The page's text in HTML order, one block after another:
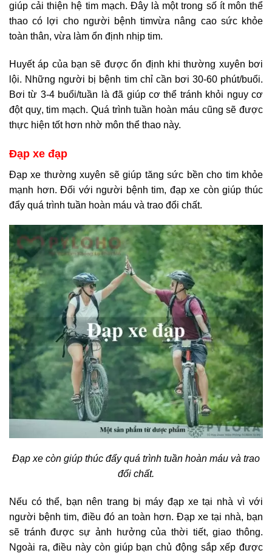
giúp cải thiện hệ tim mạch. Đây là một trong số ít môn thể
thao có lợi cho người bệnh timvừa nâng cao sức khỏe
toàn thân, vừa làm ổn định nhịp tim.
Huyết áp của bạn sẽ được ổn định khi thường xuyên bơi
lội. Những người bị bệnh tim chỉ cần bơi 30-60 phút/buổi.
Bơi từ 3-4 buổi/tuần là đã giúp cơ thể tránh khỏi nguy cơ
đột quỵ, tim mạch. Quá trình tuần hoàn máu cũng sẽ được
thực hiện tốt hơn nhờ môn thể thao này.
Đạp xe đạp
Đạp xe thường xuyên sẽ giúp tăng sức bền cho tim khỏe
mạnh hơn. Đối với người bệnh tim, đạp xe còn giúp thúc
đẩy quá trình tuần hoàn máu và trao đổi chất.
Đạp xe còn giúp thúc đẩy quá trình tuần hoàn máu và trao
đổi chất.
Nếu có thể, bạn nên trang bị máy đạp xe tại nhà vì với
người bệnh tim, điều đó an toàn hơn. Đạp xe tại nhà, bạn
sẽ tránh được sự ảnh hưởng của thời tiết, giao thông.
Ngoài ra, điều này còn giúp bạn chủ động sắp xếp được